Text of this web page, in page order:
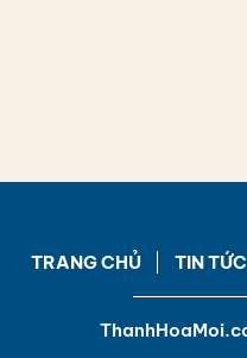
TRANG CHỦ TIN TỨC